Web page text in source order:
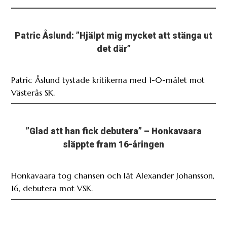
Patric Åslund: ”Hjälpt mig mycket att stänga ut
det där”
Patric Åslund tystade kritikerna med 1-0-målet mot
Västerås SK.
”Glad att han fick debutera” – Honkavaara
släppte fram 16-åringen
Honkavaara tog chansen och lät Alexander Johansson,
16, debutera mot VSK.